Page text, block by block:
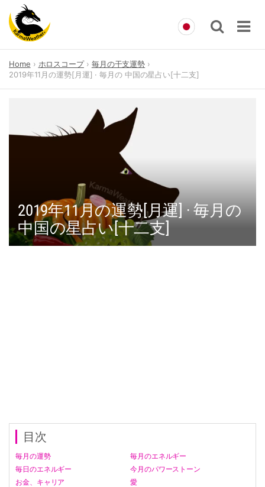
content
Home ホロスコープ
毎月の干支運勢
2019年11月の運勢[月運] · 毎月の 中国の星占い[十二支]
2019年11月の運勢[月運] · 毎月の
中国の星占い[十二支]
目次
毎月の運勢
毎月のエネルギー
毎日のエネルギー
今月のパワーストーン
お金、キャリア
愛